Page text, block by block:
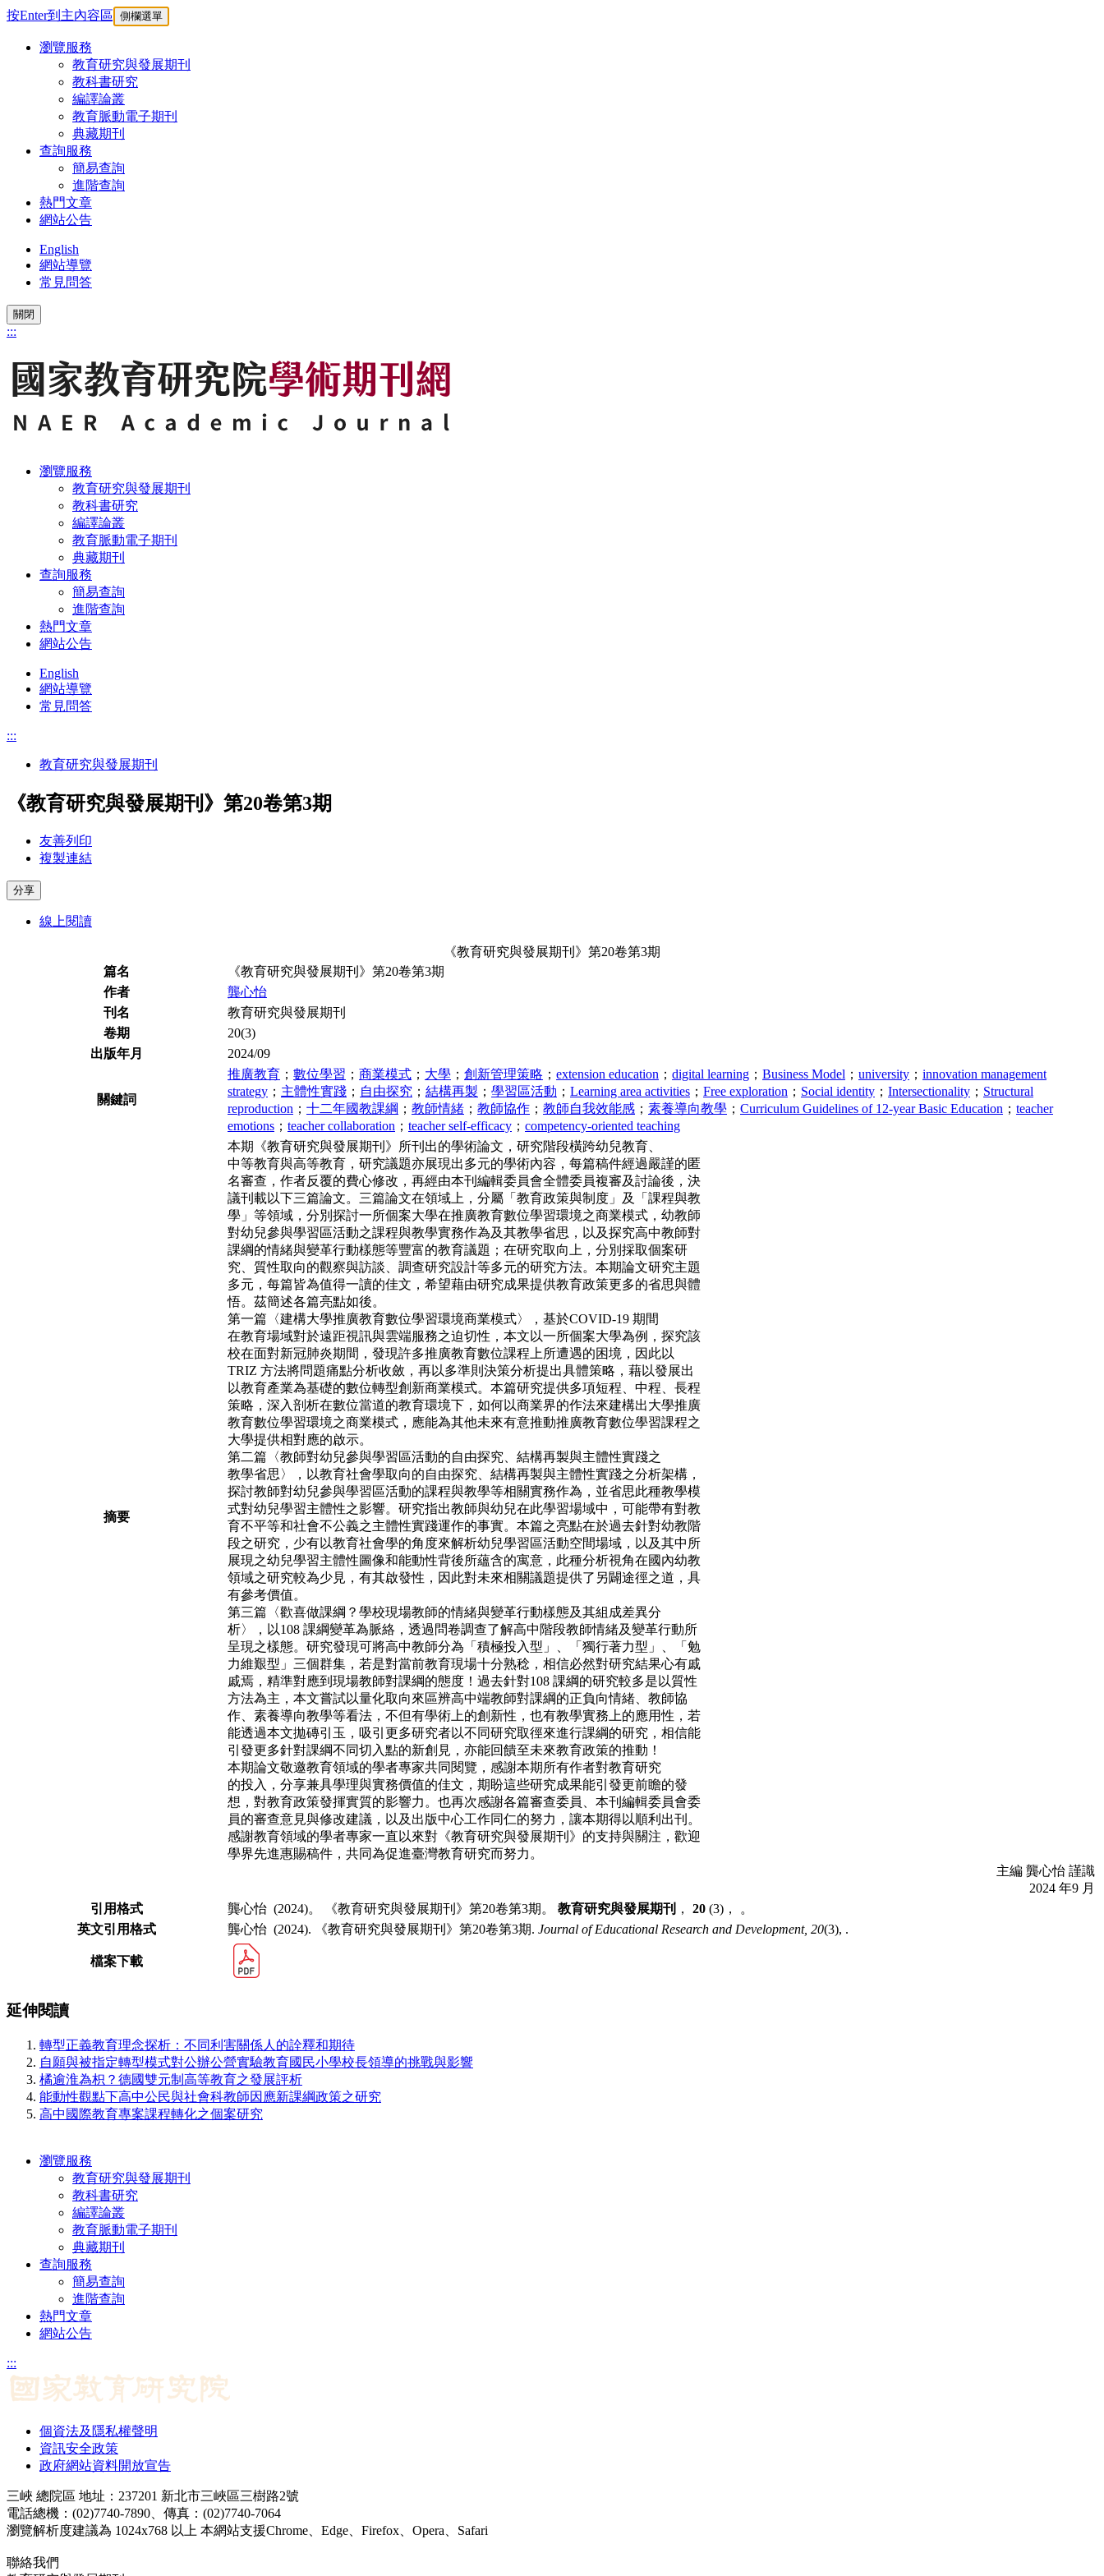
按Enter到主內容區 側欄選單
瀏覽服務
教育研究與發展期刊
教科書研究
編譯論叢
教育脈動電子期刊
典藏期刊
查詢服務
簡易查詢
進階查詢
熱門文章
網站公告
English
網站導覽
常見問答
關閉
:::
瀏覽服務
教育研究與發展期刊
教科書研究
編譯論叢
教育脈動電子期刊
典藏期刊
查詢服務
簡易查詢
進階查詢
熱門文章
網站公告
English
網站導覽
常見問答
:::
教育研究與發展期刊
《教育研究與發展期刊》第20卷第3期
友善列印
複製連結
分享
線上閱讀
《教育研究與發展期刊》第20卷第3期
篇名
《教育研究與發展期刊》第20卷第3期
作者
龔心怡
刊名
教育研究與發展期刊
卷期
20(3)
出版年月
2024/09
關鍵詞
推廣教育 ； 數位學習 ； 商業模式 ； 大學 ； 創新管理策略 ； extension education ； digital learning ； Business Model ； university ； innovation management
strategy ； 主體性實踐 ； 自由探究 ； 結構再製 ； 學習區活動 ； Learning area activities ； Free exploration ； Social identity ； Intersectionality ； Structural
reproduction ； 十二年國教課綱 ； 教師情緒 ； 教師協作 ； 教師自我效能感 ； 素養導向教學 ； Curriculum Guidelines of 12-year Basic Education ； teacher
emotions ； teacher collaboration ； teacher self-efficacy ； competency-oriented teaching
摘要
本期《教育研究與發展期刊》所刊出的學術論文，研究階段橫跨幼兒教育、
中等教育與高等教育，研究議題亦展現出多元的學術內容，每篇稿件經過嚴謹的匿
名審查，作者反覆的費心修改，再經由本刊編輯委員會全體委員複審及討論後，決
議刊載以下三篇論文。三篇論文在領域上，分屬「教育政策與制度」及「課程與教
學」等領域，分別探討一所個案大學在推廣教育數位學習環境之商業模式，幼教師
對幼兒參與學習區活動之課程與教學實務作為及其教學省思，以及探究高中教師對
課綱的情緒與變革行動樣態等豐富的教育議題；在研究取向上，分別採取個案研
究、質性取向的觀察與訪談、調查研究設計等多元的研究方法。本期論文研究主題
多元，每篇皆為值得一讀的佳文，希望藉由研究成果提供教育政策更多的省思與體
悟。茲簡述各篇亮點如後。
第一篇〈建構大學推廣教育數位學習環境商業模式〉，基於COVID-19 期間
在教育場域對於遠距視訊與雲端服務之迫切性，本文以一所個案大學為例，探究該
校在面對新冠肺炎期間，發現許多推廣教育數位課程上所遭遇的困境，因此以
TRIZ 方法將問題痛點分析收斂，再以多準則決策分析提出具體策略，藉以發展出
以教育產業為基礎的數位轉型創新商業模式。本篇研究提供多項短程、中程、長程
策略，深入剖析在數位當道的教育環境下，如何以商業界的作法來建構出大學推廣
教育數位學習環境之商業模式，應能為其他未來有意推動推廣教育數位學習課程之
大學提供相對應的啟示。
第二篇〈教師對幼兒參與學習區活動的自由探究、結構再製與主體性實踐之
教學省思〉，以教育社會學取向的自由探究、結構再製與主體性實踐之分析架構，
探討教師對幼兒參與學習區活動的課程與教學等相關實務作為，並省思此種教學模
式對幼兒學習主體性之影響。研究指出教師與幼兒在此學習場域中，可能帶有對教
育不平等和社會不公義之主體性實踐運作的事實。本篇之亮點在於過去針對幼教階
段之研究，少有以教育社會學的角度來解析幼兒學習區活動空間場域，以及其中所
展現之幼兒學習主體性圖像和能動性背後所蘊含的寓意，此種分析視角在國內幼教
領域之研究較為少見，有其啟發性，因此對未來相關議題提供了另闢途徑之道，具
有參考價值。
第三篇〈歡喜做課綱？學校現場教師的情緒與變革行動樣態及其組成差異分
析〉，以108 課綱變革為脈絡，透過問卷調查了解高中階段教師情緒及變革行動所
呈現之樣態。研究發現可將高中教師分為「積極投入型」、「獨行著力型」、「勉
力維艱型」三個群集，若是對當前教育現場十分熟稔，相信必然對研究結果心有戚
戚焉，精準對應到現場教師對課綱的態度！過去針對108 課綱的研究較多是以質性
方法為主，本文嘗試以量化取向來區辨高中端教師對課綱的正負向情緒、教師協
作、素養導向教學等看法，不但有學術上的創新性，也有教學實務上的應用性，若
能透過本文拋磚引玉，吸引更多研究者以不同研究取徑來進行課綱的研究，相信能
引發更多針對課綱不同切入點的新創見，亦能回饋至未來教育政策的推動！
本期論文敬邀教育領域的學者專家共同閱覽，感謝本期所有作者對教育研究
的投入，分享兼具學理與實務價值的佳文，期盼這些研究成果能引發更前瞻的發
想，對教育政策發揮實質的影響力。也再次感謝各篇審查委員、本刊編輯委員會委
員的審查意見與修改建議，以及出版中心工作同仁的努力，讓本期得以順利出刊。
感謝教育領域的學者專家一直以來對《教育研究與發展期刊》的支持與關注，歡迎
學界先進惠賜稿件，共同為促進臺灣教育研究而努力。
主編 龔心怡 謹識
2024 年9 月
引用格式
龔心怡 (2024)。 《教育研究與發展期刊》第20卷第3期。 教育研究與發展期刊 ， 20 (3)， 。
英文引用格式
龔心怡 (2024). 《教育研究與發展期刊》第20卷第3期. Journal of Educational Research and Development, 20(3), .
檔案下載
延伸閱讀
轉型正義教育理念探析：不同利害關係人的詮釋和期待
自願與被指定轉型模式對公辦公營實驗教育國民小學校長領導的挑戰與影響
橘逾淮為枳？德國雙元制高等教育之發展評析
能動性觀點下高中公民與社會科教師因應新課綱政策之研究
高中國際教育專案課程轉化之個案研究
瀏覽服務
教育研究與發展期刊
教科書研究
編譯論叢
教育脈動電子期刊
典藏期刊
查詢服務
簡易查詢
進階查詢
熱門文章
網站公告
:::
個資法及隱私權聲明
資訊安全政策
政府網站資料開放宣告
三峽 總院區 地址：237201 新北市三峽區三樹路2號
電話總機：(02)7740-7890、傳真：(02)7740-7064
瀏覽解析度建議為 1024x768 以上 本網站支援Chrome、Edge、Firefox、Opera、Safari
聯絡我們